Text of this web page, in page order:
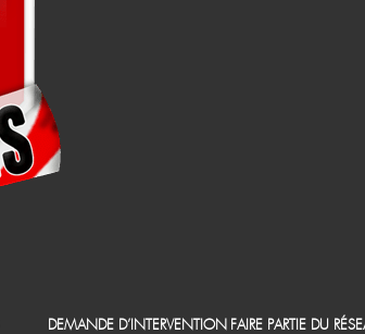
DEMANDE D’INTERVENTION FAIRE PARTIE DU